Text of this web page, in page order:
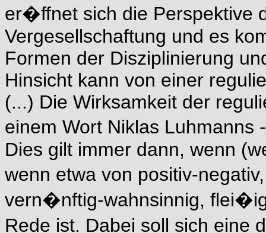
er�ffnet sich die Perspektive
Vergesellschaftung und es
Formen der Disziplinierung
Hinsicht kann von einer
(...) Die Wirksamkeit der
einem Wort Niklas
Dies gilt immer dann, wenn
wenn etwa von positiv-
vern�nftig-wahnsinnig,
Rede ist. Dabei soll sich eine